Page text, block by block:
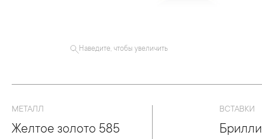
Наведите, чтобы увеличить
МЕТАЛЛ
Желтое золото 585
ВСТАВКИ